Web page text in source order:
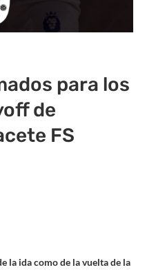
para los
de
FS
la ida como de la vuelta de la